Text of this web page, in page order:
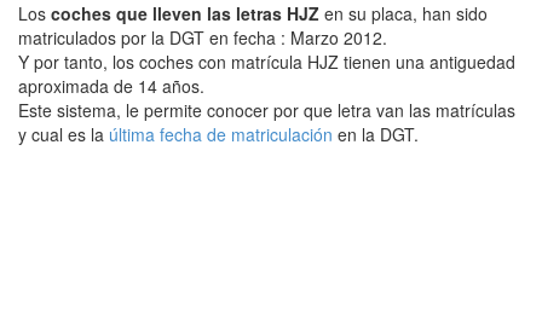
Los coches que lleven las letras HJZ en su placa, han sido
matriculados por la DGT en fecha : Marzo 2012.
Y por tanto, los coches con matrícula HJZ tienen una antiguedad
aproximada de 14 años.
Este sistema, le permite conocer por que letra van las matrículas
y cual es la última fecha de matriculación en la DGT.